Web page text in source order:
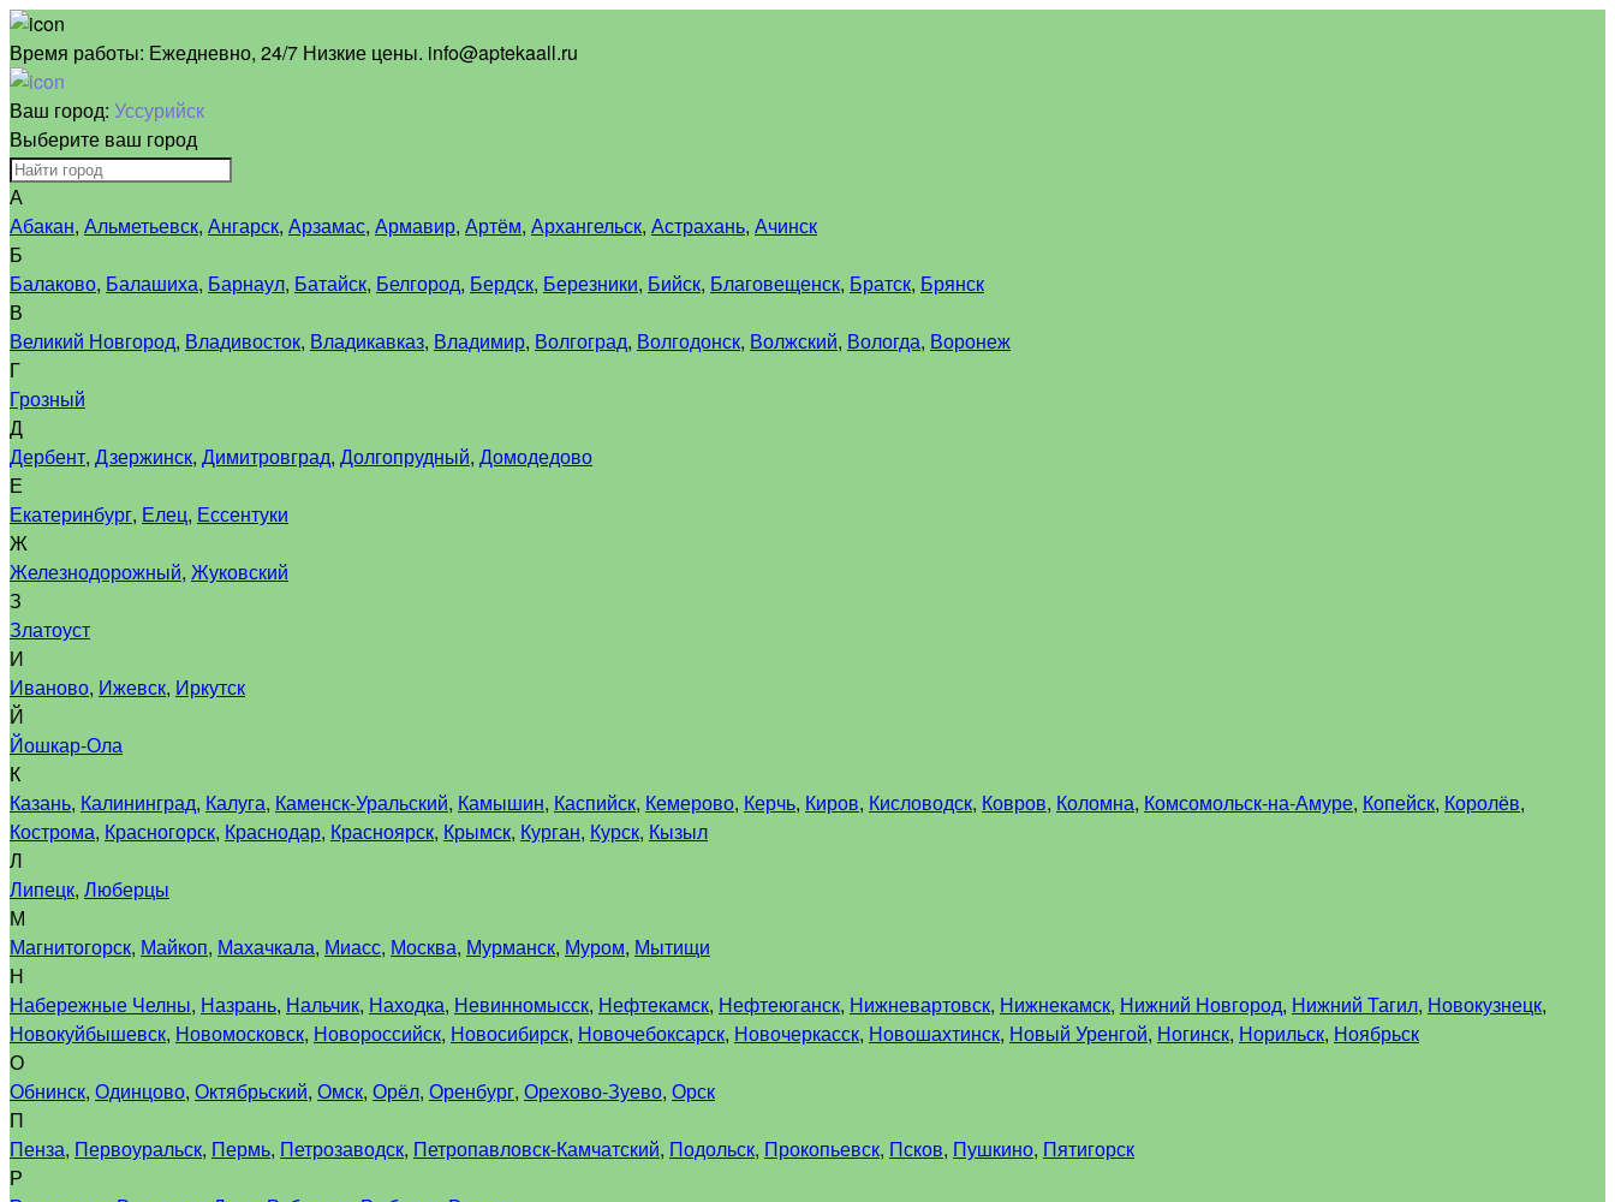
Время работы: Ежедневно, 24/7 Низкие цены. info@aptekaall.ru
Ваш город: Уссурийск
Выберите ваш город
А
Абакан, Альметьевск, Ангарск, Арзамас, Армавир, Артём, Архангельск, Астрахань, Ачинск
Б
Балаково, Балашиха, Барнаул, Батайск, Белгород, Бердск, Березники, Бийск, Благовещенск, Братск, Брянск
В
Великий Новгород, Владивосток, Владикавказ, Владимир, Волгоград, Волгодонск, Волжский, Вологда, Воронеж
Г
Грозный
Д
Дербент, Дзержинск, Димитровград, Долгопрудный, Домодедово
Е
Екатеринбург, Елец, Ессентуки
Ж
Железнодорожный, Жуковский
З
Златоуст
И
Иваново, Ижевск, Иркутск
Й
Йошкар-Ола
К
Казань, Калининград, Калуга, Каменск-Уральский, Камышин, Каспийск, Кемерово, Керчь, Киров, Кисловодск, Ковров, Коломна, Комсомольск-на-Амуре, Копейск, Королёв,
Кострома, Красногорск, Краснодар, Красноярск, Крымск, Курган, Курск, Кызыл
Л
Липецк, Люберцы
М
Магнитогорск, Майкоп, Махачкала, Миасс, Москва, Мурманск, Муром, Мытищи
Н
Набережные Челны, Назрань, Нальчик, Находка, Невинномысск, Нефтекамск, Нефтеюганск, Нижневартовск, Нижнекамск, Нижний Новгород, Нижний Тагил, Новокузнецк,
Новокуйбышевск, Новомосковск, Новороссийск, Новосибирск, Новочебоксарск, Новочеркасск, Новошахтинск, Новый Уренгой, Ногинск, Норильск, Ноябрьск
О
Обнинск, Одинцово, Октябрьский, Омск, Орёл, Оренбург, Орехово-Зуево, Орск
П
Пенза, Первоуральск, Пермь, Петрозаводск, Петропавловск-Камчатский, Подольск, Прокопьевск, Псков, Пушкино, Пятигорск
Р